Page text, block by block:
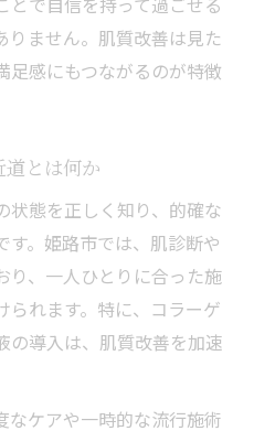
りません。肌質改善は見た
足感にもつながるのが特徴
とは何か
状態を正しく知り、的確な
。姫路市では、肌診断や
り、一人ひとりに合った施
れます。特に、コラーゲ
の導入は、肌質改善を加速
なケアや一時的な流行施術